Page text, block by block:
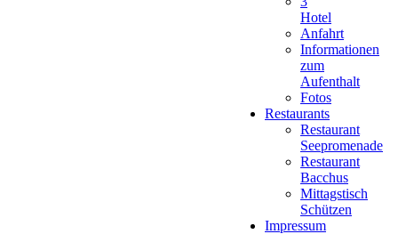
Hotel
Anfahrt
Informationen
zum
Aufenthalt
Fotos
Restaurants
Restaurant
Seepromenade
Restaurant
Bacchus
Mittagstisch
Schützen
Impressum